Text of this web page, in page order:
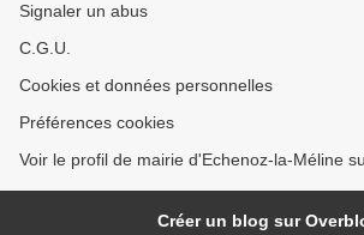
Signaler un abus
C.G.U.
Cookies et données personnelles
Préférences cookies
Voir le profil de mairie d'Echenoz-la-Méline
Créer un blog sur